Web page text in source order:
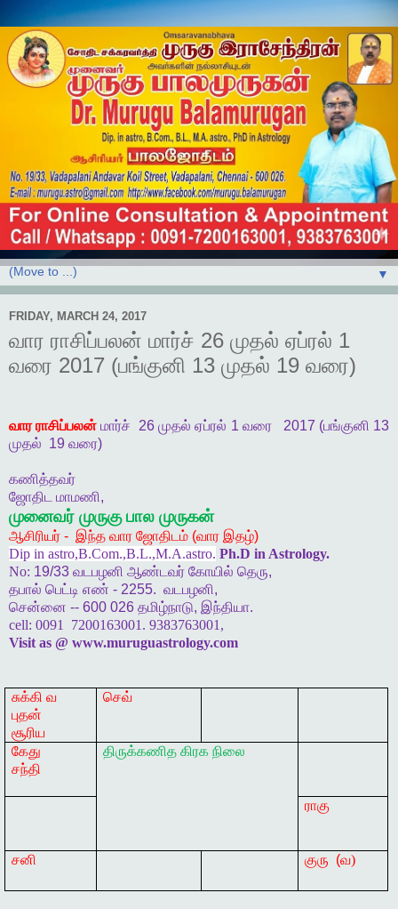
▼
FRIDAY, MARCH 24, 2017
வார ராசிப்பலன் மார்ச் 26 முதல் ஏப்ரல் 1
வரை 2017 (பங்குனி 13 முதல் 19 வரை)
வார ராசிப்பலன் மார்ச் 26முதல் ஏப்ரல் 1 வரை2017 (பங்குனி 13
முதல் 19 வரை)
கணித்தவர்
ஜோதிட
மாமணி,
முனைவர் முருகு பால முருகன்
ஆசிரியர் - இந்த வார ஜோதிடம் (வார இதழ்)
Dip in astro,B.Com.,B.L.,M.A.astro. Ph.D in Astrology.
No: 19/33 வடபழனி ஆண்டவர் கோயில் தெரு,
தபால் பெட்டி எண் - 2255. வடபழனி,
சென்னை -- 600 026 தமிழ்நாடு, இந்தியா.
cell: 0091 7200163001. 9383763001,
Visit as @ www.muruguastrology.com
சுக்கி வ
புதன்
சூரிய
செவ்
கேது
சந்தி
திருக்கணித கிரக நிலை
ராகு
சனி குரு (வ)